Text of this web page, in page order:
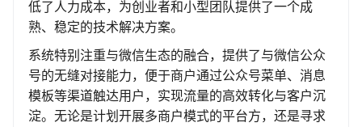
低了人力成本，为创业者和小型团队提供了一个成
熟、稳定的技术解决方案。
系统特别注重与微信生态的融合，提供了与微信公众
号的无缝对接能力，便于商户通过公众号菜单、消息
模板等渠道触达用户，实现流量的高效转化与客户沉
淀。无论是计划开展多商户模式的平台方，还是寻求